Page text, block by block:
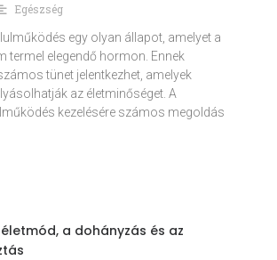
Egészség
egy olyan állapot, amelyet a
termel elegendő hormon. Ennek
tünet jelentkezhet, amelyek
az életminőséget. A
kezelésére számos megoldás
a dohányzás és az